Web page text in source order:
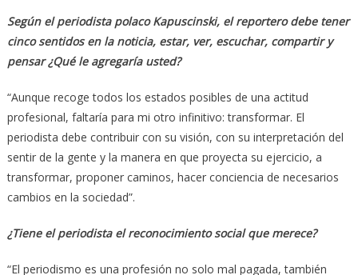
Según el periodista polaco Kapuscinski, el reportero debe tener
cinco sentidos en la noticia, estar, ver, escuchar, compartir y
pensar ¿Qué le agregaría usted?
“Aunque recoge todos los estados posibles de una actitud
profesional, faltaría para mi otro infinitivo: transformar. El
periodista debe contribuir con su visión, con su interpretación del
sentir de la gente y la manera en que proyecta su ejercicio, a
transformar, proponer caminos, hacer conciencia de necesarios
cambios en la sociedad”.
¿Tiene el periodista el reconocimiento social que merece?
“El periodismo es una profesión no solo mal pagada, también